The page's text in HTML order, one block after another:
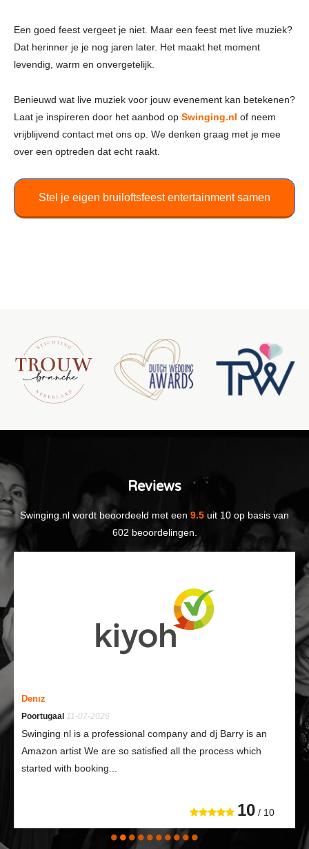
Een goed feest vergeet je niet. Maar een feest met live muziek?
Dat herinner je je nog jaren later. Het maakt het moment
levendig, warm en onvergetelijk.
Benieuwd wat live muziek voor jouw evenement kan betekenen?
Laat je inspireren door het aanbod op Swinging.nl of neem
vrijblijvend contact met ons op. We denken graag met je mee
over een optreden dat echt raakt.
Stel je eigen bruiloftsfeest entertainment samen
Reviews
Swinging.nl wordt beoordeeld met een 9.5 uit 10 op basis van
602 beoordelingen.
Denız
Poortugaal 11-07-2026
Swinging nl is a professional company and dj Barry is an
Amazon artist We are so satisfied all the process which
started with booking...
10 / 10